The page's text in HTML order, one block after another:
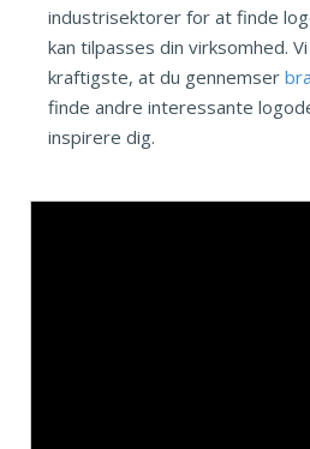
industrisektorer for at finde
kan tilpasses din virksomhed.
kraftigste, at du gennemser
finde andre interessante
inspirere dig.